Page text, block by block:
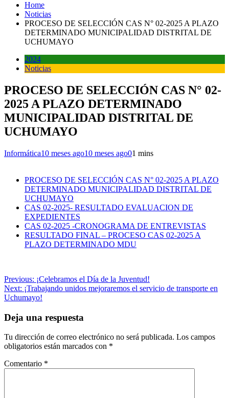
Home
Noticias
PROCESO DE SELECCIÓN CAS N° 02-2025 A PLAZO
DETERMINADO MUNICIPALIDAD DISTRITAL DE
UCHUMAYO
2024
Noticias
PROCESO DE SELECCIÓN CAS N° 02-
2025 A PLAZO DETERMINADO
MUNICIPALIDAD DISTRITAL DE
UCHUMAYO
Informática10 meses ago10 meses ago01 mins
PROCESO DE SELECCIÓN CAS N° 02-2025 A PLAZO
DETERMINADO MUNICIPALIDAD DISTRITAL DE
UCHUMAYO
CAS 02-2025- RESULTADO EVALUACION DE
EXPEDIENTES
CAS 02-2025 -CRONOGRAMA DE ENTREVISTAS
RESULTADO FINAL – PROCESO CAS 02-2025 A
PLAZO DETERMINADO MDU
Navegación
de
Previous: ¡Celebramos el Día de la Juventud!
Next: ¡Trabajando unidos mejoraremos el servicio de transporte en
Uchumayo!
Deja una respuesta
Tu dirección de correo electrónico no será publicada. Los campos
obligatorios están marcados con *
Comentario *